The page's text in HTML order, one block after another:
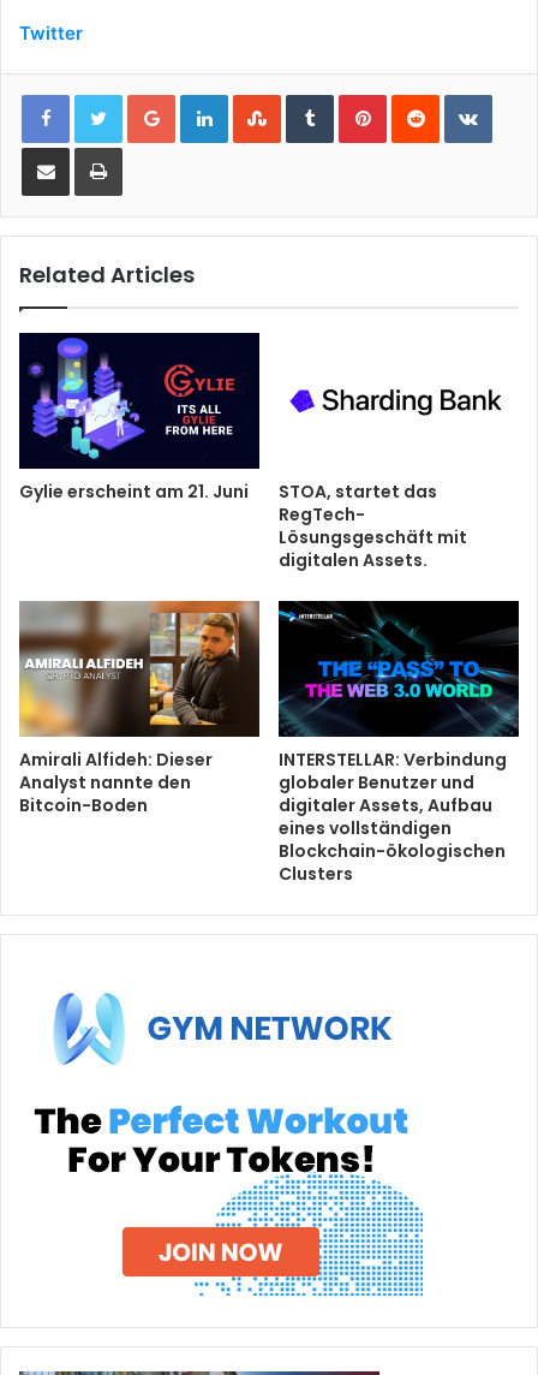
Twitter
Google+LinkedInStumbleUpon
TumblrPinterestReddit
Share via Email Print
Related Articles
Gylie erscheint am 21. Juni
STOA, startet das
RegTech-
Lösungsgeschäft mit
digitalen Assets.
Amirali Alfideh: Dieser
Analyst nannte den
Bitcoin-Boden
INTERSTELLAR: Verbindung
globaler Benutzer und
digitaler Assets, Aufbau
eines vollständigen
Blockchain-ökologischen
Clusters